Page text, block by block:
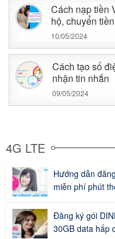
Cách nạp tiền
hộ, chuyển tiền
10/05/2024
Cách tạo số
nhận tin nhắn
09/05/2024
4G LTE
Hướng dẫn
miễn phí phút
Đăng ký gói
30GB data hấp